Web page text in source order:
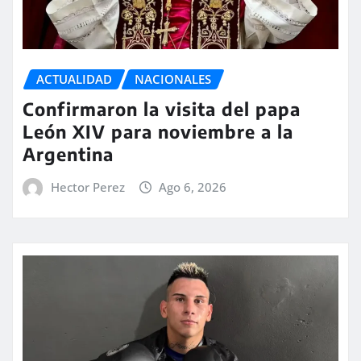
ACTUALIDAD NACIONALES
Confirmaron la visita del papa
León XIV para noviembre a la
Argentina
Hector Perez Ago 6, 2026